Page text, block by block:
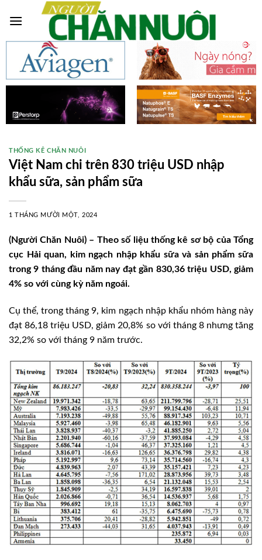
THỐNG KÊ CHĂN NUÔI
Việt Nam chi trên 830 triệu USD nhập
khẩu sữa, sản phẩm sữa
1 THÁNG MƯỜI MỘT, 2024
(Người Chăn Nuôi) – Theo số liệu thống kê sơ bộ của Tổng
cục Hải quan, kim ngạch nhập khẩu sữa và sản phẩm sữa
trong 9 tháng đầu năm nay đạt gần 830,36 triệu USD, giảm
4% so với cùng kỳ năm ngoái.
Cụ thể, trong tháng 9, kim ngạch nhập khẩu nhóm hàng này
đạt 86,18 triệu USD, giảm 20,8% so với tháng 8 nhưng tăng
32,2% so với tháng 9 năm trước.